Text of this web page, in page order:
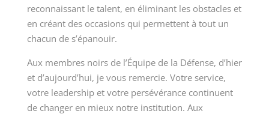
reconnaissant le talent, en éliminant les obstacles et
en créant des occasions qui permettent à tout un
chacun de s’épanouir.
Aux membres noirs de l’Équipe de la Défense, d’hier
et d’aujourd’hui, je vous remercie. Votre service,
votre leadership et votre persévérance continuent
de changer en mieux notre institution. Aux